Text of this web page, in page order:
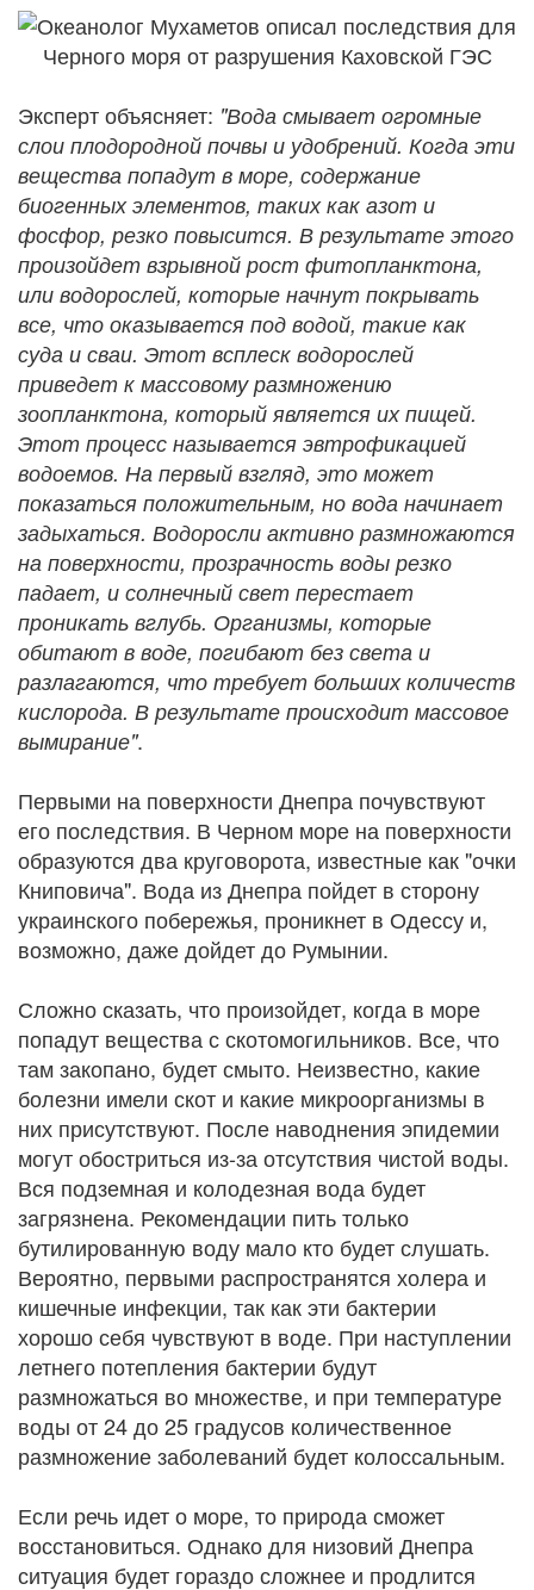
Эксперт объясняет: "Вода смывает огромные
слои плодородной почвы и удобрений. Когда эти
вещества попадут в море, содержание
биогенных элементов, таких как азот и
фосфор, резко повысится. В результате этого
произойдет взрывной рост фитопланктона,
или водорослей, которые начнут покрывать
все, что оказывается под водой, такие как
суда и сваи. Этот всплеск водорослей
приведет к массовому размножению
зоопланктона, который является их пищей.
Этот процесс называется эвтрофикацией
водоемов. На первый взгляд, это может
показаться положительным, но вода начинает
задыхаться. Водоросли активно размножаются
на поверхности, прозрачность воды резко
падает, и солнечный свет перестает
проникать вглубь. Организмы, которые
обитают в воде, погибают без света и
разлагаются, что требует больших количеств
кислорода. В результате происходит массовое
вымирание".
Первыми на поверхности Днепра почувствуют
его последствия. В Черном море на поверхности
образуются два круговорота, известные как "очки
Книповича". Вода из Днепра пойдет в сторону
украинского побережья, проникнет в Одессу и,
возможно, даже дойдет до Румынии.
Сложно сказать, что произойдет, когда в море
попадут вещества с скотомогильников. Все, что
там закопано, будет смыто. Неизвестно, какие
болезни имели скот и какие микроорганизмы в
них присутствуют. После наводнения эпидемии
могут обостриться из-за отсутствия чистой воды.
Вся подземная и колодезная вода будет
загрязнена. Рекомендации пить только
бутилированную воду мало кто будет слушать.
Вероятно, первыми распространятся холера и
кишечные инфекции, так как эти бактерии
хорошо себя чувствуют в воде. При наступлении
летнего потепления бактерии будут
размножаться во множестве, и при температуре
воды от 24 до 25 градусов количественное
размножение заболеваний будет колоссальным.
Если речь идет о море, то природа сможет
восстановиться. Однако для низовий Днепра
ситуация будет гораздо сложнее и продлится